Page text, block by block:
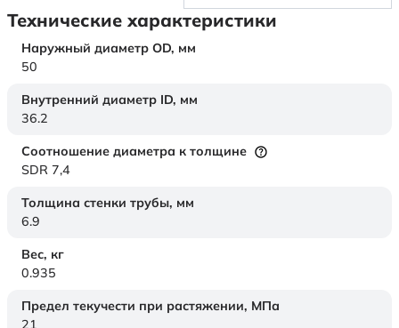
Технические характеристики
Наружный диаметр OD, мм
50
Внутренний диаметр ID, мм
36.2
Соотношение диаметра к толщине
SDR 7,4
Толщина стенки трубы, мм
6.9
Вес, кг
0.935
Предел текучести при растяжении, МПа